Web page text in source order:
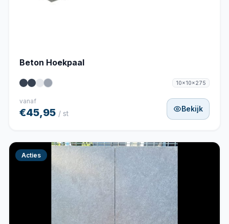
Beton Hoekpaal
10x10x275
vanaf
€45,95 / st
Bekijk
Acties